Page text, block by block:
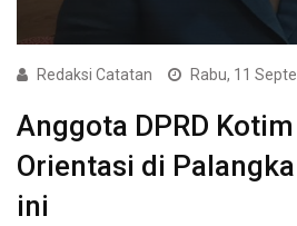
Redaksi Catatan Rabu, 11
Anggota DPRD
Orientasi di
ini